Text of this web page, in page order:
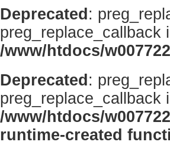
Deprecated :
preg_replace_callback
/www/htdocs/
Deprecated :
preg_replace_callback
/www/htdocs/
runtime-created